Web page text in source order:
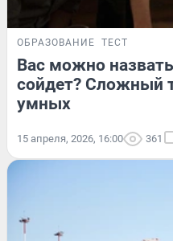
ОБРАЗОВАНИЕ ТЕСТ
Вас можно
сойдет? Сложный
умных
15 апреля, 2026, 16:00 361